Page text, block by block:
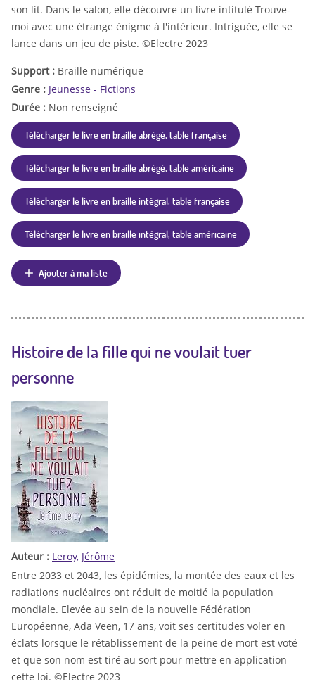
son lit. Dans le salon, elle découvre un livre intitulé Trouve-
moi avec une étrange énigme à l'intérieur. Intriguée, elle se
lance dans un jeu de piste. ©Electre 2023
Support : Braille numérique
Genre : Jeunesse - Fictions
Durée : Non renseigné
Télécharger le livre en braille abrégé, table française
Télécharger le livre en braille abrégé, table américaine
Télécharger le livre en braille intégral, table française
Télécharger le livre en braille intégral, table américaine
Ajouter à ma liste
Histoire de la fille qui ne voulait tuer
personne
Auteur : Leroy, Jérôme
Entre 2033 et 2043, les épidémies, la montée des eaux et les
radiations nucléaires ont réduit de moitié la population
mondiale. Elevée au sein de la nouvelle Fédération
Européenne, Ada Veen, 17 ans, voit ses certitudes voler en
éclats lorsque le rétablissement de la peine de mort est voté
et que son nom est tiré au sort pour mettre en application
cette loi. ©Electre 2023